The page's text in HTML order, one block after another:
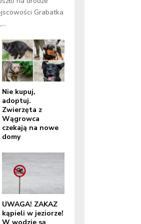
Grabatka
Nie kupuj,
adoptuj.
Zwierzęta z
Wągrowca
czekają na nowe
domy
UWAGA! ZAKAZ
kąpieli w jeziorze!